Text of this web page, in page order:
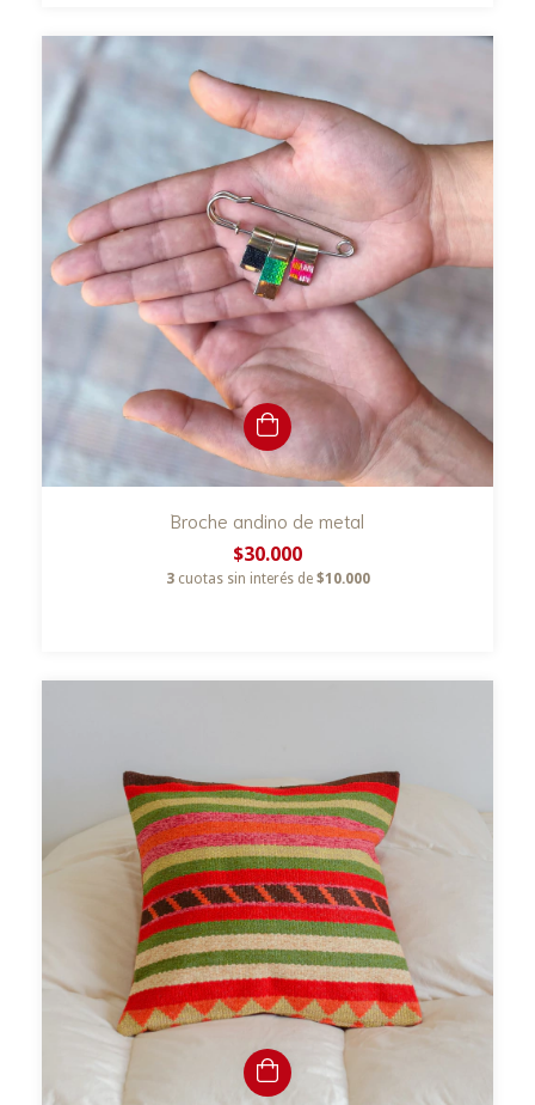
Broche andino de metal
$30.000
3 cuotas sin interés de $10.000